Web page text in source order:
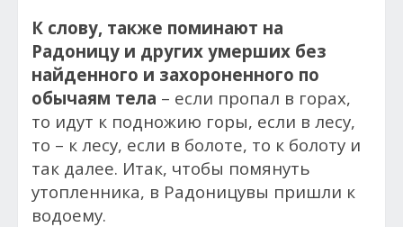
К слову, также поминают на
Радоницу и других умерших без
найденного и захороненного по
обычаям тела – если пропал в горах,
то идут к подножию горы, если в лесу,
то – к лесу, если в болоте, то к болоту и
так далее. Итак, чтобы помянуть
утопленника, в Радоницувы пришли к
водоему.